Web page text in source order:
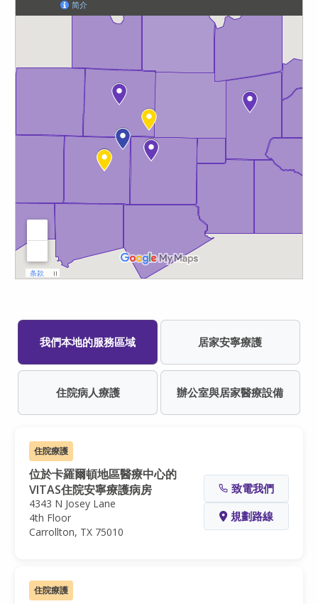
我們本地的服務區域 居家安寧療護
住院病人療護 辦公室與居家醫療設備
住院療護
位於卡羅爾頓地區醫療中心的
VITAS住院安寧療護病房
4343 N Josey Lane
4th Floor
Carrollton, TX 75010
致電我們
規劃路線
住院療護